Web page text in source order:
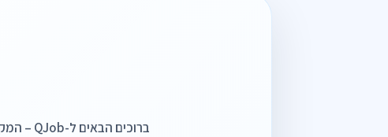
ברוכים הבאים ל-QJob – המקום בו מחפשי עבודה, מעסיקים וחברות כוח אדם נפגשים!